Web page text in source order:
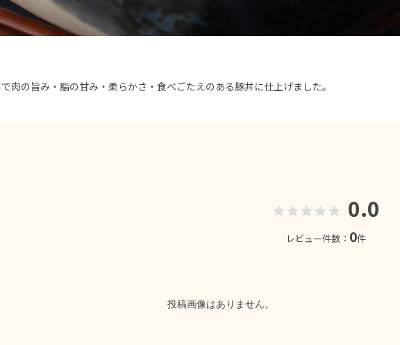
肉の旨み・脂の甘み・柔らかさ・食べごたえのある豚丼に仕上げました。
0.0
レビュー件数： 0件
投稿画像はありません。